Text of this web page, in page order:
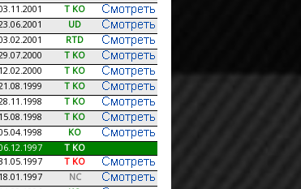
T KO
UD
RTD
T KO
12.02.2000
T KO
T KO
T KO
15.08.1998
T KO
KO
T KO
T KO
18.01.1997
NC